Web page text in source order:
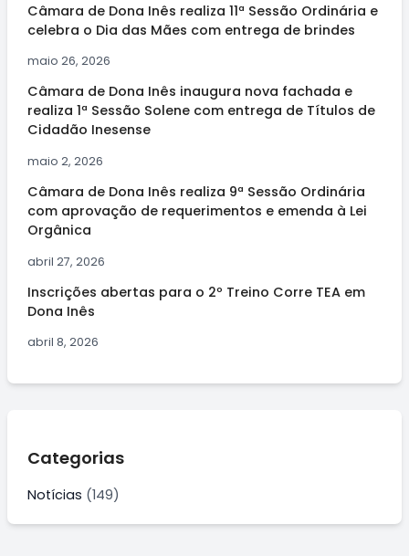
Câmara de Dona Inês realiza 11ª Sessão Ordinária e
celebra o Dia das Mães com entrega de brindes
maio 26, 2026
Câmara de Dona Inês inaugura nova fachada e
realiza 1ª Sessão Solene com entrega de Títulos de
Cidadão Inesense
maio 2, 2026
Câmara de Dona Inês realiza 9ª Sessão Ordinária
com aprovação de requerimentos e emenda à Lei
Orgânica
abril 27, 2026
Inscrições abertas para o 2º Treino Corre TEA em
Dona Inês
abril 8, 2026
Categorias
Notícias (149)